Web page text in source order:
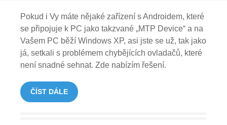
Pokud i Vy máte nějaké zařízení s Androidem, které
se připojuje k PC jako takzvané „MTP Device“ a na
Vašem PC běží Windows XP, asi jste se už, tak jako
já, setkali s problémem chybějících ovladačů, které
není snadné sehnat. Zde nabízím řešení.
ČÍST DÁLE